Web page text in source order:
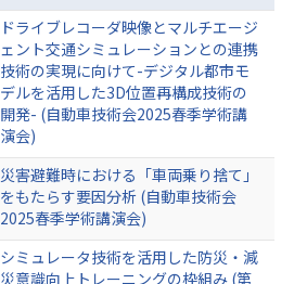
ドライブレコーダ映像とマルチエージ
ェント交通シミュレーションとの連携
技術の実現に向けて-デジタル都市モ
デルを活用した3D位置再構成技術の
開発- (自動車技術会2025春季学術講
演会)
災害避難時における「車両乗り捨て」
をもたらす要因分析 (自動車技術会
2025春季学術講演会)
シミュレータ技術を活用した防災・減
災意識向上トレーニングの枠組み (第